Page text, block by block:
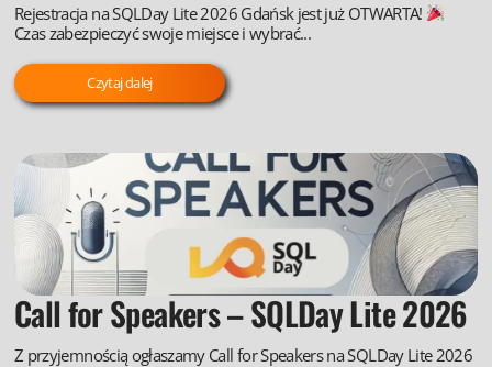
Rejestracja na SQLDay Lite 2026 Gdańsk jest już OTWARTA!
Czas zabezpieczyć swoje miejsce i wybrać...
Czytaj dalej
Call for Speakers – SQLDay Lite 2026
Z przyjemnością ogłaszamy Call for Speakers na SQLDay Lite 2026